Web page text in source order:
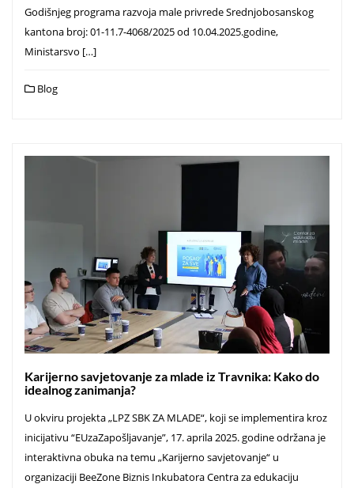
Godišnjeg programa razvoja male privrede Srednjobosanskog
kantona broj: 01-11.7-4068/2025 od 10.04.2025.godine,
Ministarsvo […]
Blog
Karijerno savjetovanje za mlade iz Travnika: Kako do
idealnog zanimanja?
U okviru projekta „LPZ SBK ZA MLADE“, koji se implementira kroz
inicijativu “EUzaZapošljavanje”, 17. aprila 2025. godine održana je
interaktivna obuka na temu „Karijerno savjetovanje“ u
organizaciji BeeZone Biznis Inkubatora Centra za edukaciju